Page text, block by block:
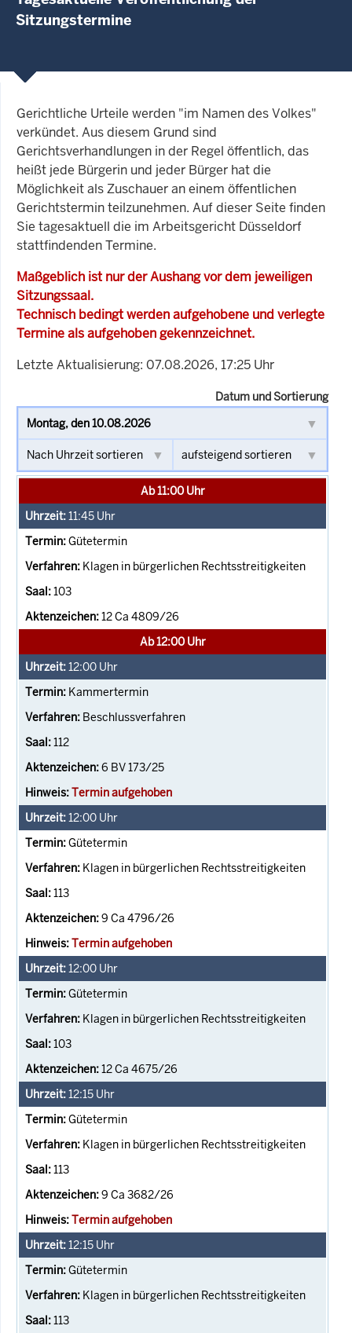
Sitzungstermine
Gerichtliche Urteile werden "im Namen des Volkes"
verkündet. Aus diesem Grund sind
Gerichtsverhandlungen in der Regel öffentlich, das
heißt jede Bürgerin und jeder Bürger hat die
Möglichkeit als Zuschauer an einem öffentlichen
Gerichtstermin teilzunehmen. Auf dieser Seite finden
Sie tagesaktuell die im Arbeitsgericht Düsseldorf
stattfindenden Termine.
Maßgeblich ist nur der Aushang vor dem jeweiligen
Sitzungssaal.
Technisch bedingt werden aufgehobene und verlegte
Termine als aufgehoben gekennzeichnet.
Letzte Aktualisierung: 07.08.2026, 17:25 Uhr
Datum und Sortierung
Ab 11:00 Uhr
11:45 Uhr
Gütetermin
Klagen in bürgerlichen Rechtsstreitigkeiten
103
12 Ca 4809/26
Ab 12:00 Uhr
12:00 Uhr
Kammertermin
Beschlussverfahren
112
6 BV 173/25
Termin aufgehoben
12:00 Uhr
Gütetermin
Klagen in bürgerlichen Rechtsstreitigkeiten
113
9 Ca 4796/26
Termin aufgehoben
12:00 Uhr
Gütetermin
Klagen in bürgerlichen Rechtsstreitigkeiten
103
12 Ca 4675/26
12:15 Uhr
Gütetermin
Klagen in bürgerlichen Rechtsstreitigkeiten
113
9 Ca 3682/26
Termin aufgehoben
12:15 Uhr
Gütetermin
Klagen in bürgerlichen Rechtsstreitigkeiten
113